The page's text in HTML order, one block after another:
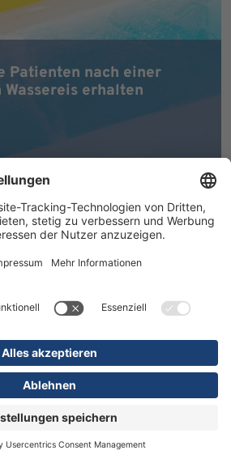
Patienten nach einer
erhalten
Orthopädie